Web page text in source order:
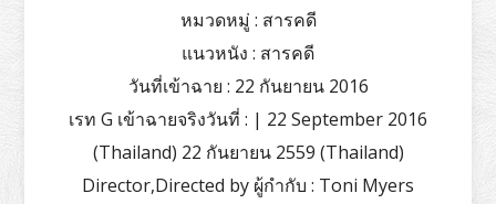
หมวดหมู่ : สารคดี
แนวหนัง : สารคดี
วันที่เข้าฉาย : 22 กันยายน 2016
เรท G เข้าฉายจริงวันที่ : | 22 September 2016
(Thailand) 22 กันยายน 2559 (Thailand)
Director,Directed by ผู้กำกับ : Toni Myers